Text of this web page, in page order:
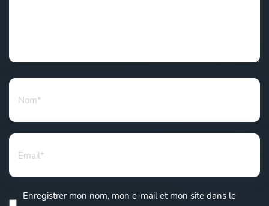
Enregistrer mon nom, mon e-mail et mon site dans le